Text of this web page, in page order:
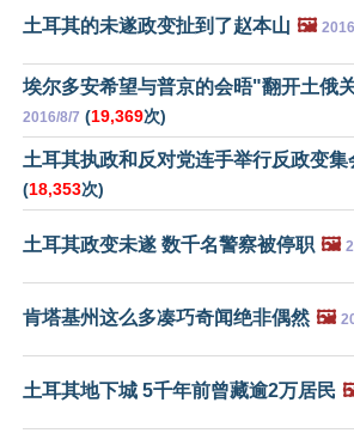
土耳其的未遂政变扯到了赵本山 🖼️
埃尔多安希望与普京的会晤"翻开土俄
2016/8/7 (19,369次)
土耳其执政和反对党连手举行反政变集
(18,353次)
土耳其政变未遂 数千名警察被停职 🖼️
肯塔基州这么多凑巧奇闻绝非偶然 🖼️
土耳其地下城 5千年前曾藏逾2万居民